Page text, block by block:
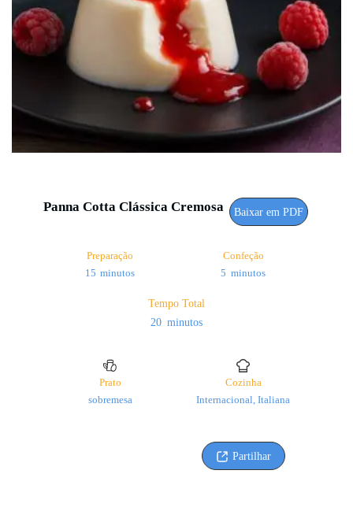
Panna Cotta Clássica Cremosa Baixar em PDF
Preparação
15minutos
minutos
Confeção
5 minutos
minutos
Tempo Total
20minutos
minutos
Prato
sobremesa
Cozinha
Internacional, Italiana
Partilhar